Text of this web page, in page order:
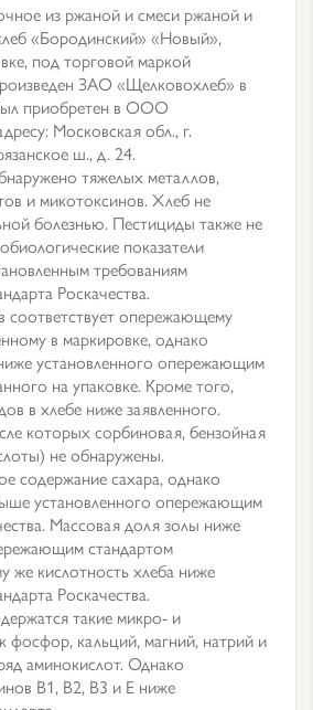
из ржаной и смеси ржаной и
«Бородинский» «Новый»,
под торговой маркой
ЗАО «Щелковохлеб» в
приобретен в ООО
Московская обл., г.
ш., д. 24.
тяжелых металлов,
и микотоксинов. Хлеб не
болезнью. Пестициды также не
показатели
требованиям
Роскачества.
опережающему
в маркировке, однако
установленного опережающим
на упаковке. Кроме того,
в хлебе ниже заявленного.
которых сорбиновая, бензойная
не обнаружены.
содержание сахара, однако
установленного опережающим
Массовая доля золы ниже
стандартом
же кислотность хлеба ниже
Роскачества.
такие микро- и
фосфор, кальций, магний, натрий и
аминокислот. Однако
В1, В2, В3 и Е ниже